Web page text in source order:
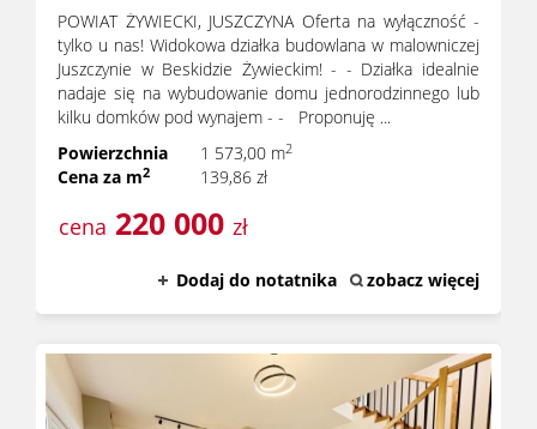
POWIAT ŻYWIECKI, JUSZCZYNA Oferta na wyłączność -
tylko u nas! Widokowa działka budowlana w malowniczej
Juszczynie w Beskidzie Żywieckim! - - Działka idealnie
nadaje się na wybudowanie domu jednorodzinnego lub
kilku domków pod wynajem - - Proponuję ...
Powierzchnia
1 573,00 m2
Cena za m2 139,86 zł
cena 220 000 zł
Dodaj do notatnika zobacz więcej